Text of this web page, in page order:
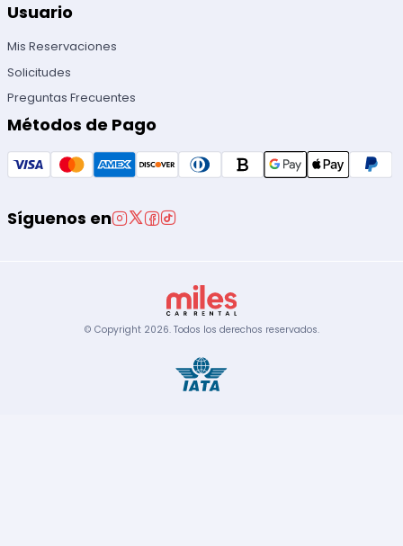
Usuario
Mis Reservaciones
Solicitudes
Preguntas Frecuentes
Métodos de Pago
Síguenos en
© Copyright 2026. Todos los derechos reservados.